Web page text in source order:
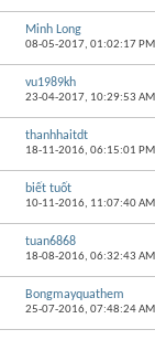
Minh Long
08-05-2017,01:02:17 PM
vu1989kh
23-04-2017, 10:29:53 AM
thanhhaitdt
18-11-2016,06:15:01 PM
biết tuốt
10-11-2016, 11:07:40 AM
tuan6868
18-08-2016,06:32:43 AM
Bongmayquathem
25-07-2016,07:48:24 AM